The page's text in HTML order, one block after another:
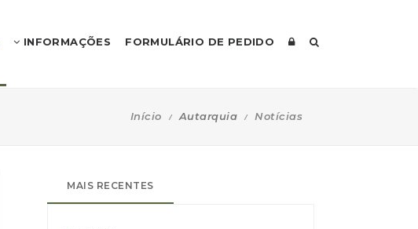
INFORMAÇÕES FORMULÁRIO DE PEDIDO
Início Autarquia Notícias
MAIS RECENTES